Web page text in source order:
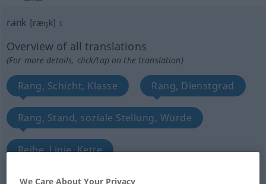
rank [ræŋk] s
Overview of all translations
(For more details, click/tap on the translation)
Rang, Schicht, Klasse Rang, Dienstgrad
Rang, Stand, soziale Stellung, Würde
Reihe, Linie, Kette
We Care About Your Privacy